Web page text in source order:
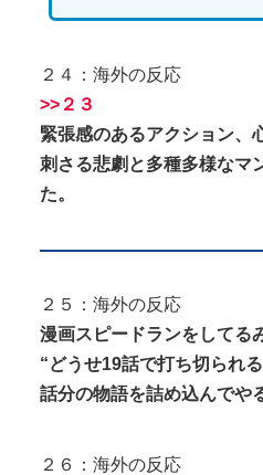
２４：海外の反応
>>２３
緊張感のあるアクション、
刺さる悲劇と多種多様なマ
た。
２５：海外の反応
漫画スピードランをしてる
“どうせ19話で打ち切られ
話分の物語を詰め込んでや
２６：海外の反応